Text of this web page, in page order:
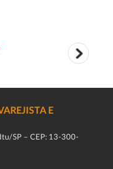
E
SP – CEP: 13-300-